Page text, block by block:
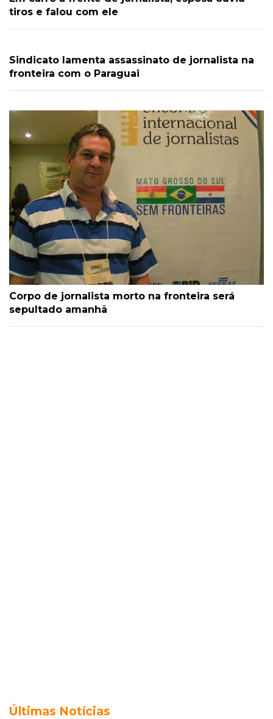
tiros e falou com ele
Sindicato lamenta assassinato de jornalista na
fronteira com o Paraguai
Corpo de jornalista morto na fronteira será
sepultado amanhã
Últimas Notícias